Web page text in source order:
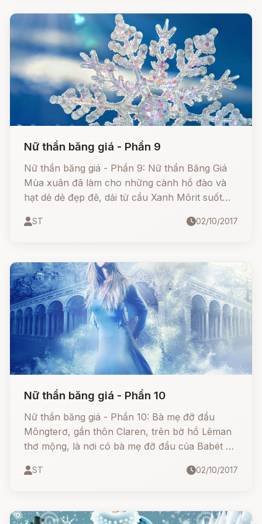
Nữ thần băng giá - Phần 9
Nữ thần băng giá - Phần 9: Nữ thần Băng Giá
Mùa xuân đã làm cho những cành hồ đào và
hạt dẻ dẻ đẹp đẽ, dải từ cầu Xanh Môrit suốt
nảy lộc, trở lại rậm rạp tốt tươi.
ST 02/10/2017
Nữ thần băng giá - Phần 10
Nữ thần băng giá - Phần 10: Bà mẹ đỡ đầu
Môngterơ, gần thôn Claren, trên bờ hồ Lêman
thơ mộng, là nơi có bà mẹ đỡ đầu của Babét ở,
gái và một anh cháu họ trẻ tuổi.
ST 02/10/2017